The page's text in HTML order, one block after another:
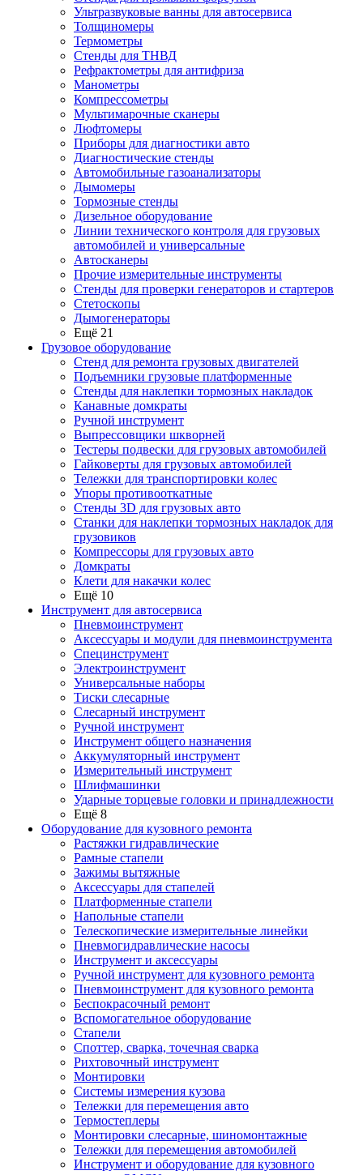
Ультразвуковые ванны для автосервиса
Толщиномеры
Термометры
Стенды для ТНВД
Рефрактометры для антифриза
Манометры
Компрессометры
Мультимарочные сканеры
Люфтомеры
Приборы для диагностики авто
Диагностические стенды
Автомобильные газоанализаторы
Дымомеры
Тормозные стенды
Дизельное оборудование
Линии технического контроля для грузовых
автомобилей и универсальные
Автосканеры
Прочие измерительные инструменты
Стенды для проверки генераторов и стартеров
Стетоскопы
Дымогенераторы
Ещё 21
Грузовое оборудование
Стенд для ремонта грузовых двигателей
Подъемники грузовые платформенные
Стенды для наклепки тормозных накладок
Канавные домкраты
Ручной инструмент
Выпрессовщики шкворней
Тестеры подвески для грузовых автомобилей
Гайковерты для грузовых автомобилей
Тележки для транспортировки колес
Упоры противооткатные
Стенды 3D для грузовых авто
Станки для наклепки тормозных накладок для
грузовиков
Компрессоры для грузовых авто
Домкраты
Клети для накачки колес
Ещё 10
Инструмент для автосервиса
Пневмоинструмент
Аксессуары и модули для пневмоинструмента
Специнструмент
Электроинструмент
Универсальные наборы
Тиски слесарные
Слесарный инструмент
Ручной инструмент
Инструмент общего назначения
Аккумуляторный инструмент
Измерительный инструмент
Шлифмашинки
Ударные торцевые головки и принадлежности
Ещё 8
Оборудование для кузовного ремонта
Растяжки гидравлические
Рамные стапели
Зажимы вытяжные
Аксессуары для стапелей
Платформенные стапели
Напольные стапели
Телескопические измерительные линейки
Пневмогидравлические насосы
Инструмент и аксессуары
Ручной инструмент для кузовного ремонта
Пневмоинструмент для кузовного ремонта
Беспокрасочный ремонт
Вспомогательное оборудование
Стапели
Споттер, сварка, точечная сварка
Рихтовочный инструмент
Монтировки
Системы измерения кузова
Тележки для перемещения авто
Термостеплеры
Монтировки слесарные, шиномонтажные
Тележки для перемещения автомобилей
Инструмент и оборудование для кузовного